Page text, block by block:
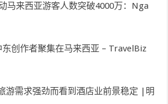
马来西亚游客人数突破4000万：Nga
创作者聚集在马来西亚 – TravelBiz
游需求强劲而看到酒店业前景稳定 |明